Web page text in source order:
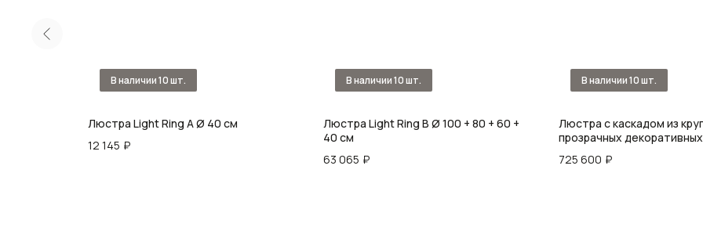
Люстра Light Ring A Ø 40 см
12 145 ₽
Люстра Light Ring B Ø 100 + 80 + 60 +
40 см
63 065 ₽
Люстра с каскадом из
прозрачных декоративных
725 600 ₽